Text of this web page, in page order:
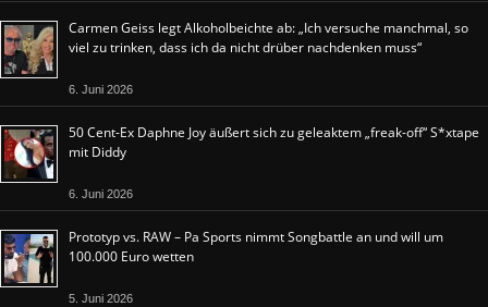
Carmen Geiss legt Alkoholbeichte ab: „Ich versuche manchmal, so
viel zu trinken, dass ich da nicht drüber nachdenken muss“
6. Juni 2026
50 Cent-Ex Daphne Joy äußert sich zu geleaktem „freak-off“ S*xtape
mit Diddy
6. Juni 2026
Prototyp vs. RAW – Pa Sports nimmt Songbattle an und will um
100.000 Euro wetten
5. Juni 2026